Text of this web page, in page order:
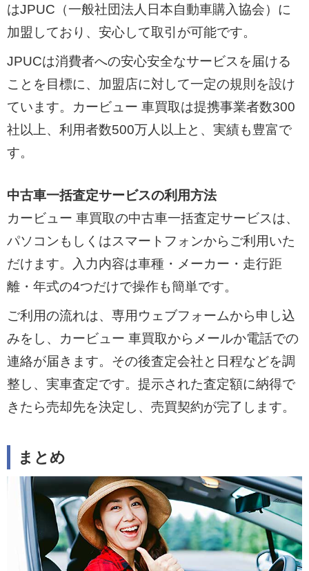
はJPUC（一般社団法人日本自動車購入協会）に
加盟しており、安心して取引が可能です。
JPUCは消費者への安心安全なサービスを届ける
ことを目標に、加盟店に対して一定の規則を設け
ています。カービュー 車買取は提携事業者数300
社以上、利用者数500万人以上と、実績も豊富で
す。
中古車一括査定サービスの利用方法
カービュー 車買取の中古車一括査定サービスは、
パソコンもしくはスマートフォンからご利用いた
だけます。入力内容は車種・メーカー・走行距
離・年式の4つだけで操作も簡単です。
ご利用の流れは、専用ウェブフォームから申し込
みをし、カービュー 車買取からメールか電話での
連絡が届きます。その後査定会社と日程などを調
整し、実車査定です。提示された査定額に納得で
きたら売却先を決定し、売買契約が完了します。
まとめ